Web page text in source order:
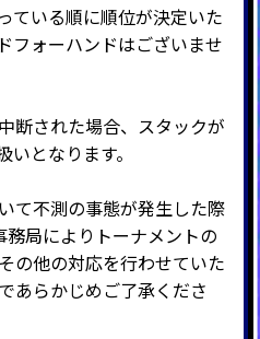
ている順に順位が決定いた
フォーハンドはございませ
断された場合、スタックが
となります。
て不測の事態が発生した際
局によりトーナメントの
の他の対応を行わせていた
あらかじめご了承くださ